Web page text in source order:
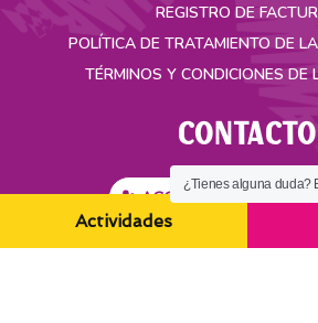
REGISTRO DE
POLÍTICA DE TRATAMIENTO DE
TÉRMINOS Y CONDICIONES DE
CONTACTO
ACCESO SEGURO
Carrera 35A No. 49-55
Actividades
¿Tienes alguna duda?